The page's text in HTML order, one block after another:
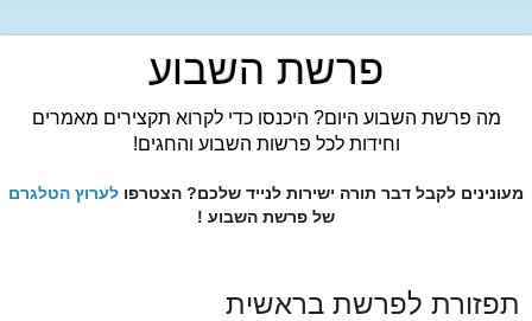
פרשת השבוע
מה פרשת השבוע היום? היכנסו כדי לקרוא תקצירים מאמרים
וחידות לכל פרשות השבוע והחגים!
מעונינים לקבל דבר תורה ישירות לנייד שלכם? הצטרפו לערוץ הטלגרם
של פרשת השבוע !
תפזורת לפרשת בראשית